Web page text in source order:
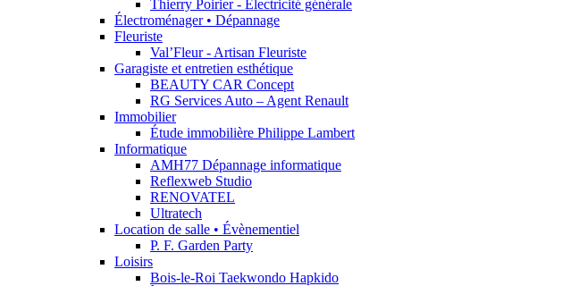
Thierry Poirier - Électricité générale
Électroménager • Dépannage
Fleuriste
Val’Fleur - Artisan Fleuriste
Garagiste et entretien esthétique
BEAUTY CAR Concept
RG Services Auto – Agent Renault
Immobilier
Étude immobilière Philippe Lambert
Informatique
AMH77 Dépannage informatique
Reflexweb Studio
RENOVATEL
Ultratech
Location de salle • Évènementiel
P. F. Garden Party
Loisirs
Bois-le-Roi Taekwondo Hapkido